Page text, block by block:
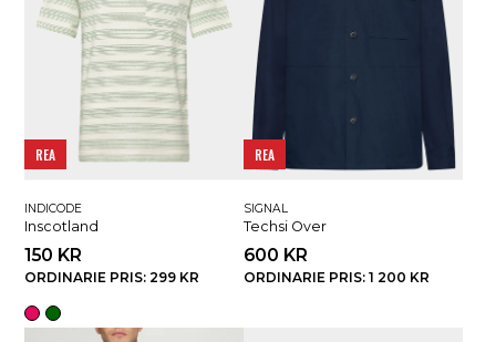
REA
INDICODE
Inscotland
150 KR
ORDINARIE PRIS: 299 KR
REA
SIGNAL
Techsi Over
600 KR
ORDINARIE PRIS: 1 200 KR